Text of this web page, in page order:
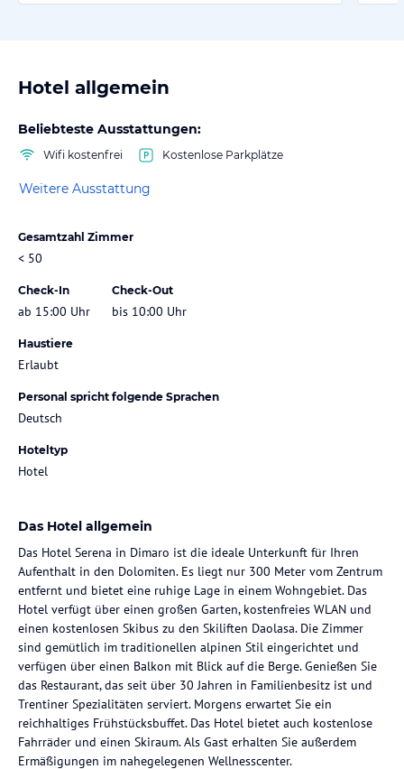
Hotel allgemein
Beliebteste Ausstattungen:
Wifi kostenfrei Kostenlose Parkplätze
Weitere Ausstattung
Gesamtzahl Zimmer
< 50
Check-In
ab 15:00 Uhr
Check-Out
bis 10:00 Uhr
Haustiere
Erlaubt
Personal spricht folgende Sprachen
Deutsch
Hoteltyp
Hotel
Das Hotel allgemein
Das Hotel Serena in Dimaro ist die ideale Unterkunft für Ihren
Aufenthalt in den Dolomiten. Es liegt nur 300 Meter vom Zentrum
entfernt und bietet eine ruhige Lage in einem Wohngebiet. Das
Hotel verfügt über einen großen Garten, kostenfreies WLAN und
einen kostenlosen Skibus zu den Skiliften Daolasa. Die Zimmer
sind gemütlich im traditionellen alpinen Stil eingerichtet und
verfügen über einen Balkon mit Blick auf die Berge. Genießen Sie
das Restaurant, das seit über 30 Jahren in Familienbesitz ist und
Trentiner Spezialitäten serviert. Morgens erwartet Sie ein
reichhaltiges Frühstücksbuffet. Das Hotel bietet auch kostenlose
Fahrräder und einen Skiraum. Als Gast erhalten Sie außerdem
Ermäßigungen im nahegelegenen Wellnesscenter.